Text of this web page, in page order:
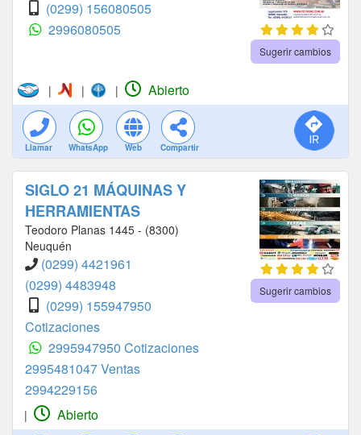
(0299) 156080505
2996080505
Sugerir cambios
| | | Abierto
Llamar WhatsApp Web Compartir
SIGLO 21 MÁQUINAS Y
HERRAMIENTAS
Teodoro Planas 1445 - (8300)
Neuquén
(0299) 4421961
(0299) 4483948
(0299) 155947950
Cotizaciones
2995947950 Cotizaciones
2995481047 Ventas
2994229156
Sugerir cambios
| Abierto